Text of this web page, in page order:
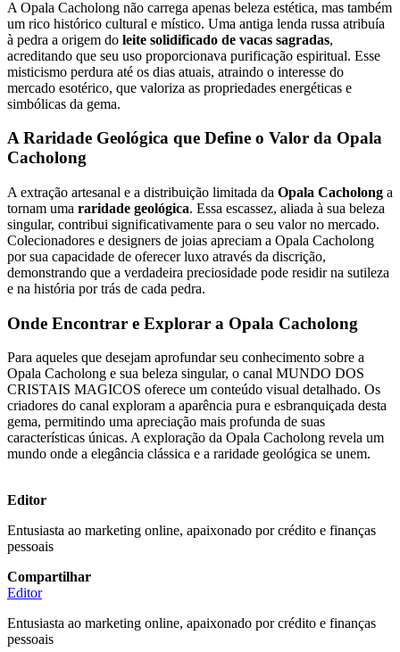
A Opala Cacholong não carrega apenas beleza estética, mas também
um rico histórico cultural e místico. Uma antiga lenda russa atribuía
à pedra a origem do leite solidificado de vacas sagradas,
acreditando que seu uso proporcionava purificação espiritual. Esse
misticismo perdura até os dias atuais, atraindo o interesse do
mercado esotérico, que valoriza as propriedades energéticas e
simbólicas da gema.
A Raridade Geológica que Define o Valor da Opala
Cacholong
A extração artesanal e a distribuição limitada da Opala Cacholong a
tornam uma raridade geológica. Essa escassez, aliada à sua beleza
singular, contribui significativamente para o seu valor no mercado.
Colecionadores e designers de joias apreciam a Opala Cacholong
por sua capacidade de oferecer luxo através da discrição,
demonstrando que a verdadeira preciosidade pode residir na sutileza
e na história por trás de cada pedra.
Onde Encontrar e Explorar a Opala Cacholong
Para aqueles que desejam aprofundar seu conhecimento sobre a
Opala Cacholong e sua beleza singular, o canal MUNDO DOS
CRISTAIS MAGICOS oferece um conteúdo visual detalhado. Os
criadores do canal exploram a aparência pura e esbranquiçada desta
gema, permitindo uma apreciação mais profunda de suas
características únicas. A exploração da Opala Cacholong revela um
mundo onde a elegância clássica e a raridade geológica se unem.
Editor
Entusiasta ao marketing online, apaixonado por crédito e finanças
pessoais
Compartilhar
Editor
Entusiasta ao marketing online, apaixonado por crédito e finanças
pessoais